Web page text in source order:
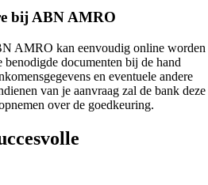
bij ABN AMRO
AMRO kan eenvoudig online worden
documenten bij de hand
en eventuele andere
van je aanvraag zal de bank deze
over de goedkeuring.